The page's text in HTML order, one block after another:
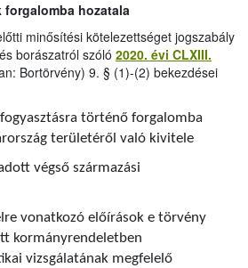
forgalomba hozatala
minősítési kötelezettséget jogszabály
borászatról szóló 2020. évi CLXIII.
Bortörvény) 9. § (1)-(2) bekezdései
történő forgalomba
területéről való kivitele
végső származási
vonatkozó előírások e törvény
kormányrendeletben
vizsgálatának megfelelő